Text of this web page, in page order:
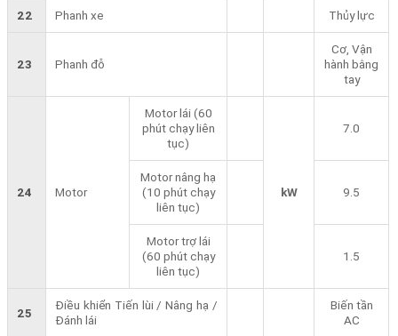
22 Phanh xe Thủy lực
23 Phanh đỗ
Cơ, Vận
hành bằng
tay
24 Motor
Motor lái (60
phút chạy liên
tục)
kW
7.0
Motor nâng hạ
(10 phút chạy
liên tục)
9.5
Motor trợ lái
(60 phút chạy
liên tục)
1.5
25
Điều khiển Tiến lùi / Nâng hạ /
Đánh lái
Biến tần
AC